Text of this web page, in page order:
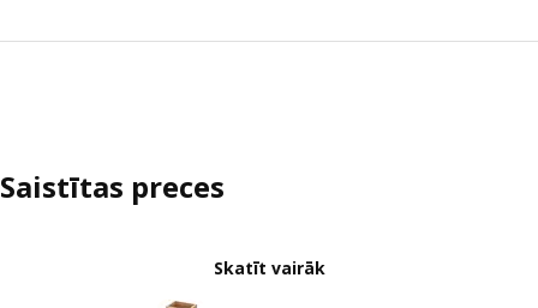
Saistītas preces
Skatīt vairāk